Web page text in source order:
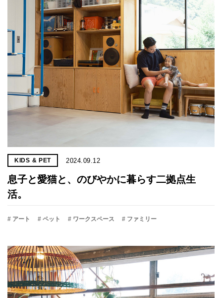
KIDS & PET 2024.09.12
息子と愛猫と、のびやかに暮らす二拠点生
活。
# アート # ペット # ワークスペース # ファミリー